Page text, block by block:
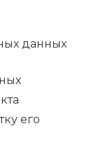
данных
его